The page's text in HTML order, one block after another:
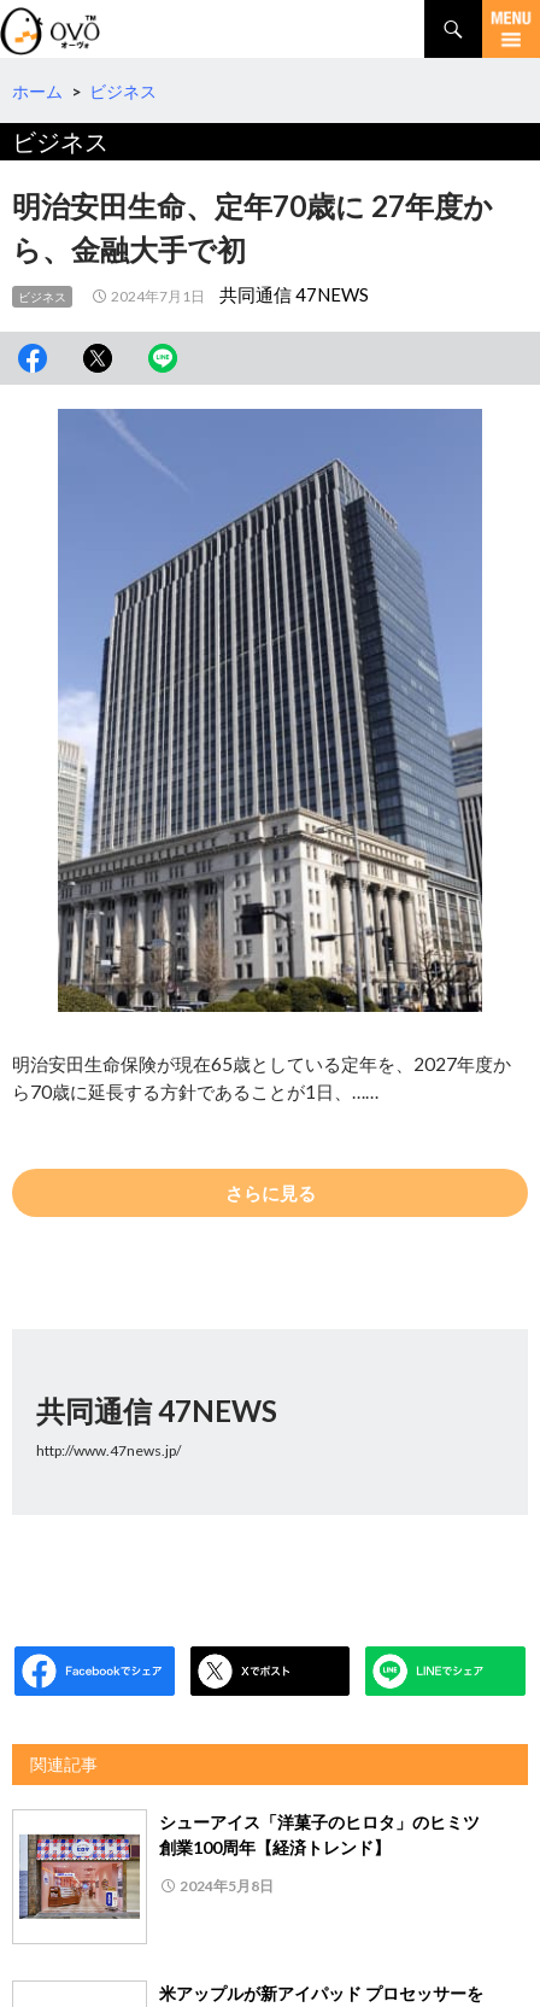
検
索
コ
テ
へ
移
動
ホーム > ビジネス
ビジネス
明治安田生命、定年70歳に 27年度か
ら、金融大手で初
ビジネス 2024年7月1日 共同通信 47NEWS
明治安田生命保険が現在65歳としている定年を、2027年度か
ら70歳に延長する方針であることが1日、……
さらに見る
共同通信 47NEWS
http://www.47news.jp/
関連記事
シューアイス「洋菓子のヒロタ」のヒミツ
創業100周年【経済トレンド】
2024年5月8日
米アップルが新アイパッド プロセッサーを